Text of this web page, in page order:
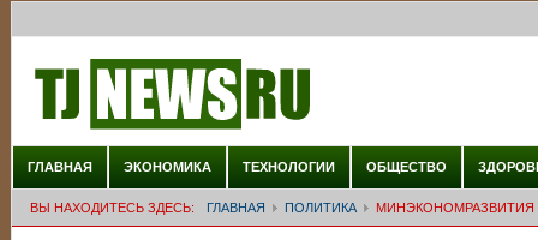
ГЛАВНАЯ ЭКОНОМИКА ТЕХНОЛОГИИ ОБЩЕСТВО
ВЫ НАХОДИТЕСЬ ЗДЕСЬ: ГЛАВНАЯ ПОЛИТИКА МИНЭКОНОМРАЗВИТИЯ